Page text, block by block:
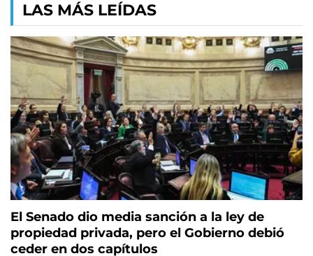
LAS MÁS LEÍDAS
El Senado dio media sanción a la ley de
propiedad privada, pero el Gobierno debió
ceder en dos capítulos